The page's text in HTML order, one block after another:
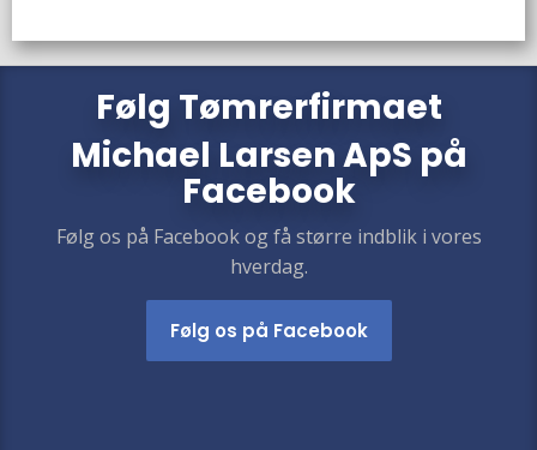
​​Følg Tømrerfirmaet
Michael Larsen ApS på
Facebook
Følg os på Facebook og få større indblik i vores
hverdag.​
Følg os på Facebook​